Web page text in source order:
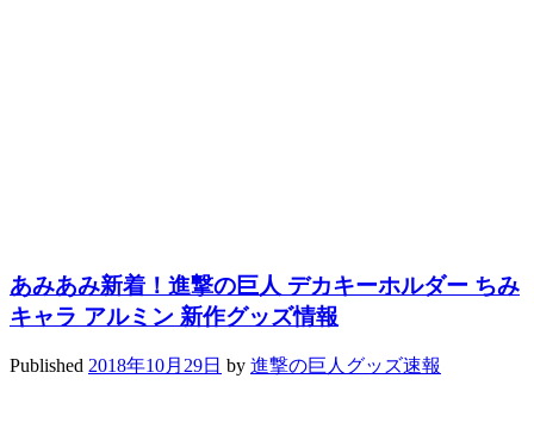
あみあみ新着！進撃の巨人 デカキーホルダー ちみ
キャラ アルミン 新作グッズ情報
Published 2018年10月29日 by 進撃の巨人グッズ速報